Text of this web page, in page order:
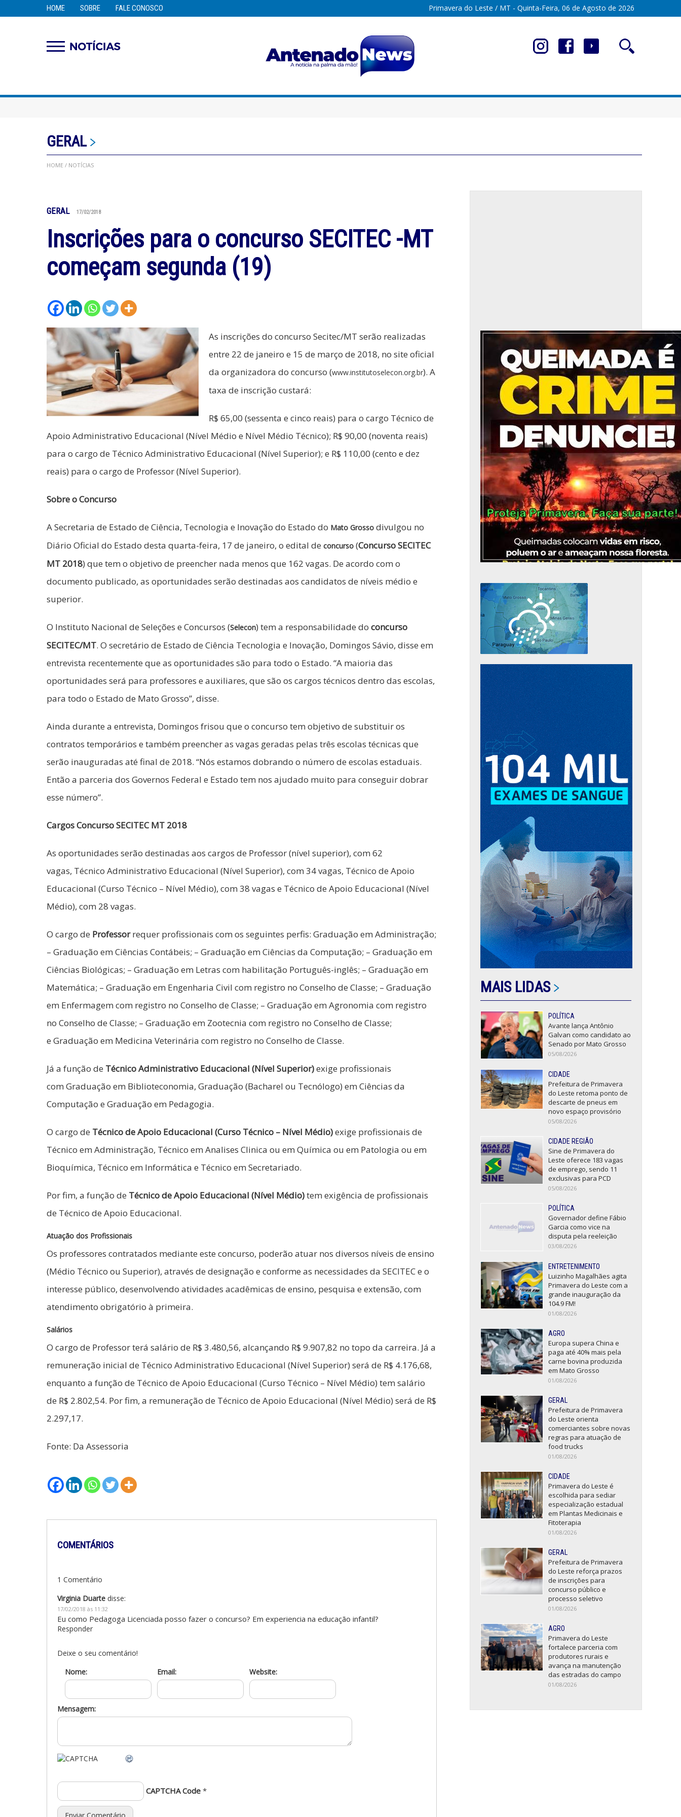
HOME SOBRE FALE CONOSCO Primavera do Leste / MT - Quinta-Feira, 06 de Agosto de 2026
GERAL
HOME / NOTÍCIAS
GERAL 17/02/2018
Inscrições para o concurso SECITEC -MT
começam segunda (19)
As inscrições do concurso Secitec/MT serão realizadas
entre 22 de janeiro e 15 de março de 2018, no site oficial
da organizadora do concurso (www.institutoselecon.org.br). A
taxa de inscrição custará:
R$ 65,00 (sessenta e cinco reais) para o cargo Técnico de
Apoio Administrativo Educacional (Nível Médio e Nível Médio Técnico); R$ 90,00 (noventa reais)
para o cargo de Técnico Administrativo Educacional (Nível Superior); e R$ 110,00 (cento e dez
reais) para o cargo de Professor (Nível Superior).
Sobre o Concurso
A Secretaria de Estado de Ciência, Tecnologia e Inovação do Estado do Mato Grosso divulgou no
Diário Oficial do Estado desta quarta-feira, 17 de janeiro, o edital de concurso (Concurso SECITEC
MT 2018) que tem o objetivo de preencher nada menos que 162 vagas. De acordo com o
documento publicado, as oportunidades serão destinadas aos candidatos de níveis médio e
superior.
O Instituto Nacional de Seleções e Concursos (Selecon) tem a responsabilidade do concurso
SECITEC/MT. O secretário de Estado de Ciência Tecnologia e Inovação, Domingos Sávio, disse em
entrevista recentemente que as oportunidades são para todo o Estado. “A maioria das
oportunidades será para professores e auxiliares, que são os cargos técnicos dentro das escolas,
para todo o Estado de Mato Grosso”, disse.
Ainda durante a entrevista, Domingos frisou que o concurso tem objetivo de substituir os
contratos temporários e também preencher as vagas geradas pelas três escolas técnicas que
serão inauguradas até final de 2018. “Nós estamos dobrando o número de escolas estaduais.
Então a parceria dos Governos Federal e Estado tem nos ajudado muito para conseguir dobrar
esse número”.
Cargos Concurso SECITEC MT 2018
As oportunidades serão destinadas aos cargos de Professor (nível superior), com 62
vagas, Técnico Administrativo Educacional (Nível Superior), com 34 vagas, Técnico de Apoio
Educacional (Curso Técnico – Nível Médio), com 38 vagas e Técnico de Apoio Educacional (Nível
Médio), com 28 vagas.
O cargo de Professorrequer profissionais com os seguintes perfis: Graduação em Administração;
– Graduação em Ciências Contábeis; – Graduação em Ciências da Computação; – Graduação em
Ciências Biológicas; – Graduação em Letras com habilitação Português-inglês; – Graduação em
Matemática; – Graduação em Engenharia Civil com registro no Conselho de Classe; – Graduação
em Enfermagem com registro no Conselho de Classe; – Graduação em Agronomia com registro
no Conselho de Classe; – Graduação em Zootecnia com registro no Conselho de Classe;
e Graduação em Medicina Veterinária com registro no Conselho de Classe.
Já a função de Técnico Administrativo Educacional (Nível Superior)exige profissionais
com Graduação em Biblioteconomia, Graduação (Bacharel ou Tecnólogo) em Ciências da
Computação e Graduação em Pedagogia.
O cargo de Técnico de Apoio Educacional (Curso Técnico – Nível Médio)exige profissionais de
Técnico em Administração, Técnico em Analises Clinica ou em Química ou em Patologia ou em
Bioquímica, Técnico em Informática e Técnico em Secretariado.
Por fim, a função de Técnico de Apoio Educacional (Nível Médio)tem exigência de profissionais
de Técnico de Apoio Educacional.
Atuação dos Profissionais
Os professores contratados mediante este concurso, poderão atuar nos diversos níveis de ensino
(Médio Técnico ou Superior), através de designação e conforme as necessidades da SECITEC e o
interesse público, desenvolvendo atividades acadêmicas de ensino, pesquisa e extensão, com
atendimento obrigatório à primeira.
Salários
O cargo de Professor terá salário de R$ 3.480,56, alcançando R$ 9.907,82 no topo da carreira. Já a
remuneração inicial de Técnico Administrativo Educacional (Nível Superior) será de R$ 4.176,68,
enquanto a função de Técnico de Apoio Educacional (Curso Técnico – Nível Médio) tem salário
de R$ 2.802,54. Por fim, a remuneração de Técnico de Apoio Educacional (Nível Médio) será de R$
2.297,17.
Fonte: Da Assessoria
COMENTÁRIOS
1 Comentário
Virginia Duarte disse:
17/02/2018 às 11:32
Eu como Pedagoga Licenciada posso fazer o concurso? Em experiencia na educação infantil?
Responder
Deixe o seu comentário!
Nome:
Email: Website:
Mensagem:
CAPTCHA Code *
MAIS LIDAS
POLÍTICA
Avante lança Antônio
Galvan como candidato ao
Senado por Mato Grosso
05/08/2026
CIDADE
Prefeitura de Primavera
do Leste retoma ponto de
descarte de pneus em
novo espaço provisório
05/08/2026
CIDADE REGIÃO
Sine de Primavera do
Leste oferece 183 vagas
de emprego, sendo 11
exclusivas para PCD
05/08/2026
POLÍTICA
Governador define Fábio
Garcia como vice na
disputa pela reeleição
03/08/2026
ENTRETENIMENTO
Luizinho Magalhães agita
Primavera do Leste com a
grande inauguração da
104.9 FM!
01/08/2026
AGRO
Europa supera China e
paga até 40% mais pela
carne bovina produzida
em Mato Grosso
01/08/2026
GERAL
Prefeitura de Primavera
do Leste orienta
comerciantes sobre novas
regras para atuação de
food trucks
01/08/2026
CIDADE
Primavera do Leste é
escolhida para sediar
especialização estadual
em Plantas Medicinais e
Fitoterapia
01/08/2026
GERAL
Prefeitura de Primavera
do Leste reforça prazos
de inscrições para
concurso público e
processo seletivo
01/08/2026
AGRO
Primavera do Leste
fortalece parceria com
produtores rurais e
avança na manutenção
das estradas do campo
01/08/2026